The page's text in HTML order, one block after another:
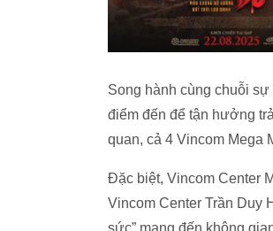
Song hành cùng chuỗi
điểm đến để tận hưởng
quan, cả 4 Vincom Mega
Đặc biệt, Vincom Center
Vincom Center Trần Duy
sức” mang đến không